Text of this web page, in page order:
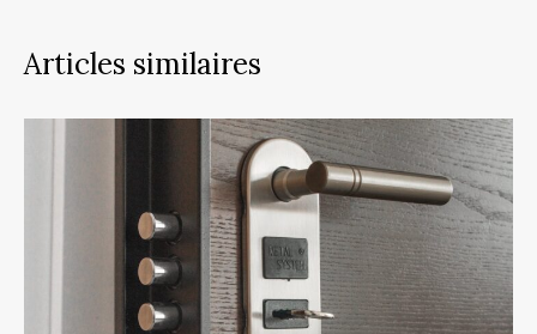
Articles similaires